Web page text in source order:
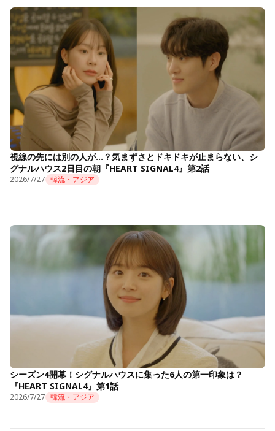
視線の先には別の人が…？気まずさとドキドキが止まらない、シ
グナルハウス2日目の朝『HEART SIGNAL4』第2話
2026/7/27 韓流・アジア
シーズン4開幕！シグナルハウスに集った6人の第一印象は？
『HEART SIGNAL4』第1話
2026/7/27 韓流・アジア